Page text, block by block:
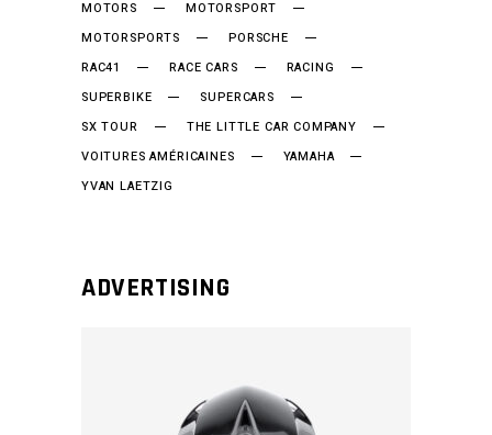
MOTORS
MOTORSPORT
MOTORSPORTS
PORSCHE
RAC41
RACE CARS
RACING
SUPERBIKE
SUPERCARS
SX TOUR
THE LITTLE CAR COMPANY
VOITURES AMÉRICAINES
YAMAHA
YVAN LAETZIG
ADVERTISING